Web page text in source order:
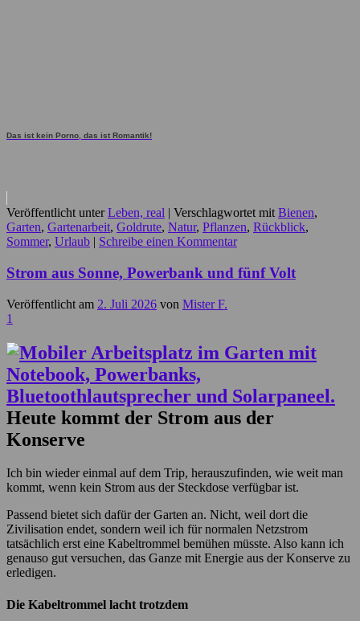
Das ist kein Porno, das ist Romantik!
Veröffentlicht unter Leben, real | Verschlagwortet mit Bienen,
Garten, Gartenarbeit, Goldrute, Natur, Pflanzen, Rückblick,
Sommer, Urlaub | Schreibe einen Kommentar
Strom aus Sonne, Powerbank und fünf Volt
Veröffentlicht am 2. Juli 2026 von Mister F.
1
Heute kommt der Strom aus der
Konserve
Ich bin wieder einmal auf dem Trip, herauszufinden, wie weit man
kommt, wenn kein Strom aus der Steckdose verfügbar ist.
Passend bietet sich dafür der Garten an. Nicht, weil dort die
Zivilisation endet, sondern weil ich für normalen Netzstrom
tatsächlich erst eine Kabeltrommel bemühen müsste. Also kann ich
genauso gut versuchen, das Ganze mit Energie aus der Konserve zu
erledigen.
Die Kabeltrommel lacht trotzdem